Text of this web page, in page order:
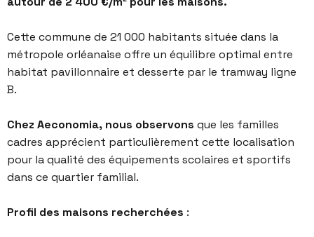
Cette commune de 21 000 habitants située dans la
métropole orléanaise offre un équilibre optimal entre
habitat pavillonnaire et desserte par le tramway ligne
B.
Chez Aeconomia, nous observons que les familles
cadres apprécient particulièrement cette localisation
pour la qualité des équipements scolaires et sportifs
dans ce quartier familial.
Profil des maisons recherchées :